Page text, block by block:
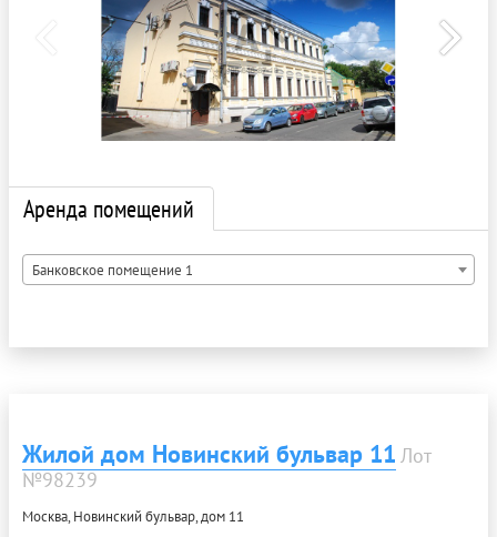
Аренда помещений
Банковское помещение 1
Жилой дом Новинский бульвар 11 Лот
№98239
Москва, Новинский бульвар, дом 11